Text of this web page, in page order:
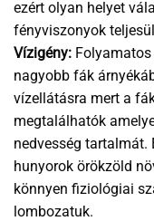
ezért olyan helyet
fényviszonyok
Vízigény:
nagyobb fák
vízellátásra mert a
megtalálhatók
nedvesség tartalmát.
hunyorok örökzöld
könnyen fiziológiai
lombozatuk.